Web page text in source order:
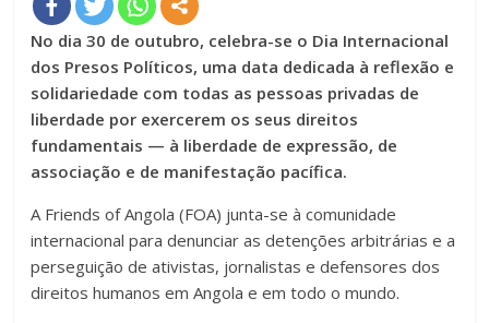
No dia 30 de outubro, celebra-se o Dia Internacional
dos Presos Políticos, uma data dedicada à reflexão e
solidariedade com todas as pessoas privadas de
liberdade por exercerem os seus direitos
fundamentais — à liberdade de expressão, de
associação e de manifestação pacífica.
A Friends of Angola (FOA) junta-se à comunidade
internacional para denunciar as detenções arbitrárias e a
perseguição de ativistas, jornalistas e defensores dos
direitos humanos em Angola e em todo o mundo.